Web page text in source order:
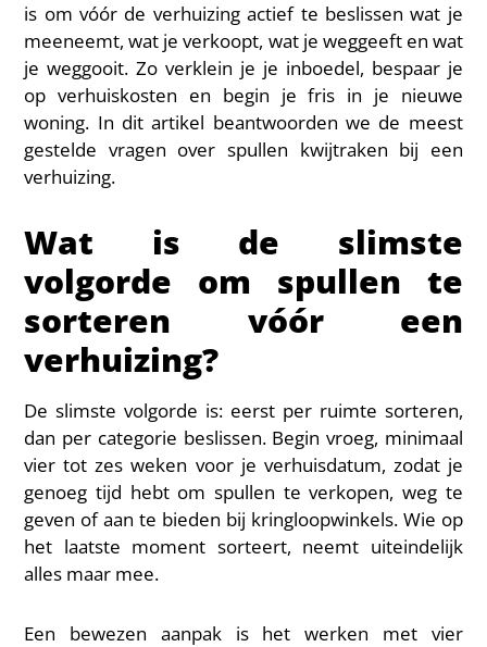
is om vóór de verhuizing actief te beslissen wat je
meeneemt, wat je verkoopt, wat je weggeeft en wat
je weggooit. Zo verklein je je inboedel, bespaar je
op verhuiskosten en begin je fris in je nieuwe
woning. In dit artikel beantwoorden we de meest
gestelde vragen over spullen kwijtraken bij een
verhuizing.
Wat is de slimste
volgorde om spullen te
sorteren vóór een
verhuizing?
De slimste volgorde is: eerst per ruimte sorteren,
dan per categorie beslissen. Begin vroeg, minimaal
vier tot zes weken voor je verhuisdatum, zodat je
genoeg tijd hebt om spullen te verkopen, weg te
geven of aan te bieden bij kringloopwinkels. Wie op
het laatste moment sorteert, neemt uiteindelijk
alles maar mee.
Een bewezen aanpak is het werken met vier